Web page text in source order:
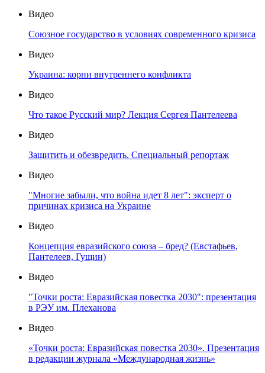
Видео
Союзное государство в условиях современного кризиса
Видео
Украина: корни внутреннего конфликта
Видео
Что такое Русский мир? Лекция Сергея Пантелеева
Видео
Защитить и обезвредить. Специальный репортаж
Видео
"Многие забыли, что война идет 8 лет": эксперт о
причинах кризиса на Украине
Видео
Концепция евразийского союза – бред? (Евстафьев,
Пантелеев, Гущин)
Видео
"Точки роста: Евразийская повестка 2030": презентация
в РЭУ им. Плеханова
Видео
«Точки роста: Евразийская повестка 2030». Презентация
в редакции журнала «Международная жизнь»